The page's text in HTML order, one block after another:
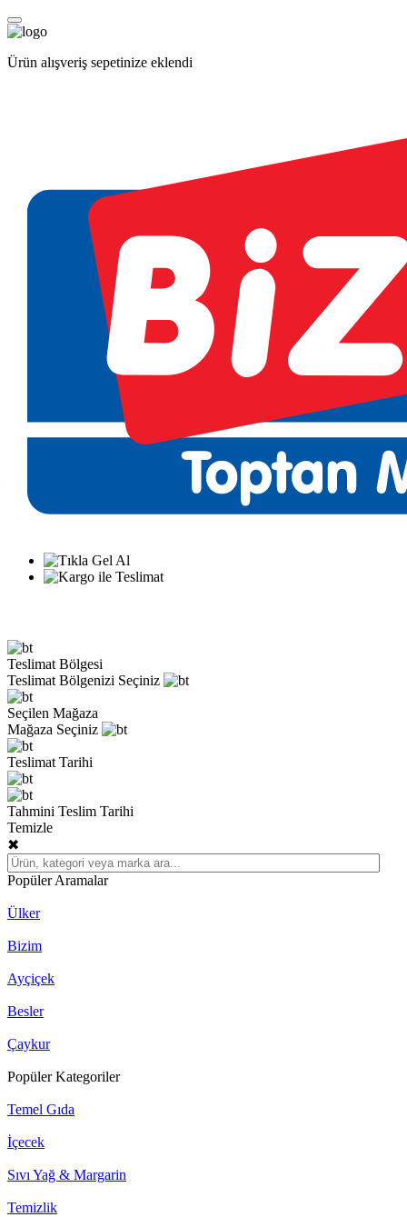
Ürün alışveriş sepetinize eklendi
Teslimat Bölgesi
Teslimat Bölgenizi Seçiniz
Seçilen Mağaza
Mağaza Seçiniz
Teslimat Tarihi
Tahmini Teslim Tarihi
Temizle
✖
Popüler Aramalar
Ülker
Bizim
Ayçiçek
Besler
Çaykur
Popüler Kategoriler
Temel Gıda
İçecek
Sıvı Yağ & Margarin
Temizlik